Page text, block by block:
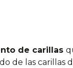
de carillas
de las carillas